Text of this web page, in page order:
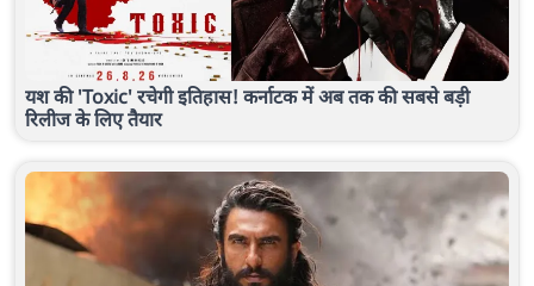
यश की 'Toxic' रचेगी इतिहास! कर्नाटक में अब तक की सबसे बड़ी
रिलीज के लिए तैयार